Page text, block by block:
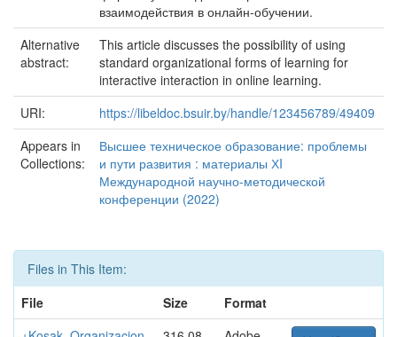
взаимодействия в онлайн-обучении.
Alternative
abstract:
This article discusses the possibility of using
standard organizational forms of learning for
interactive interaction in online learning.
URI:
https://libeldoc.bsuir.by/handle/123456789/49409
Appears in
Collections:
Высшее техническое образование: проблемы
и пути развития : материалы ХI
Международной научно-методической
конференции (2022)
Files in This Item:
File
Size
Format